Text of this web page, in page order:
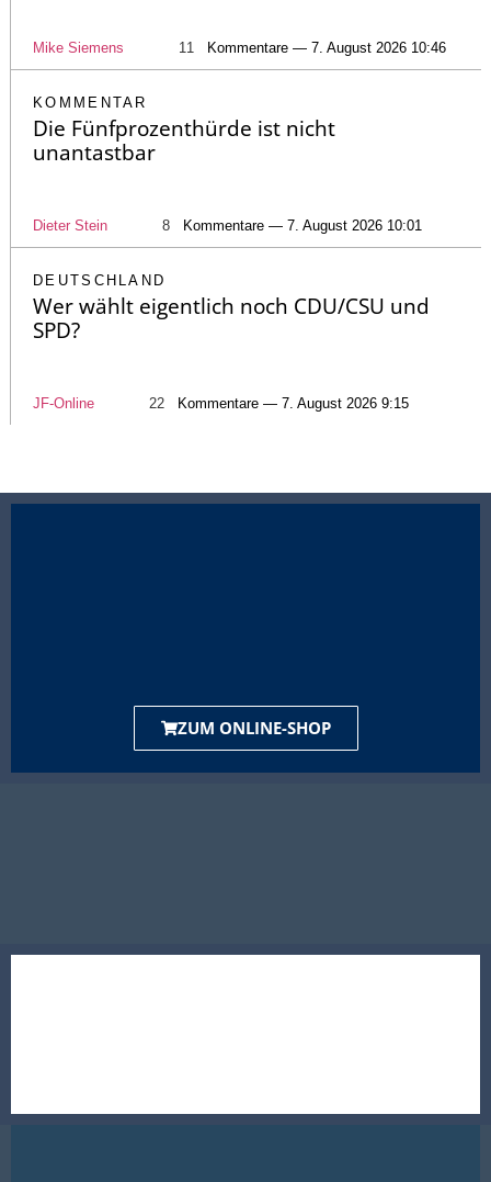
Mike Siemens 11 Kommentare — 7. August 2026 10:46
KOMMENTAR
Die Fünfprozenthürde ist nicht
unantastbar
Dieter Stein 8 Kommentare — 7. August 2026 10:01
DEUTSCHLAND
Wer wählt eigentlich noch CDU/CSU und
SPD?
JF-Online 22 Kommentare — 7. August 2026 9:15
ZUM ONLINE-SHOP